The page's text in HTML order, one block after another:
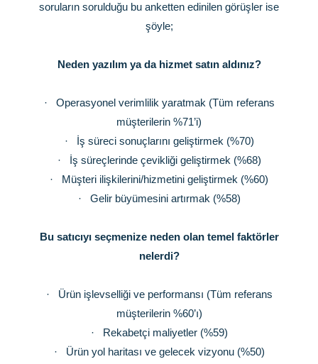
soruların sorulduğu bu anketten edinilen görüşler ise
şöyle;
Neden yazılım ya da hizmet satın aldınız?
·
Operasyonel verimlilik yaratmak (Tüm referans
müşterilerin %71’i)
·
İş süreci sonuçlarını geliştirmek (%70)
·
İş süreçlerinde çevikliği geliştirmek (%68)
·
Müşteri ilişkilerini/hizmetini geliştirmek (%60)
·
Gelir büyümesini artırmak (%58)
Bu satıcıyı seçmenize neden olan temel faktörler
nelerdi?
·
Ürün işlevselliği ve performansı (Tüm referans
müşterilerin %60’ı)
·
Rekabetçi maliyetler (%59)
·
Ürün yol haritası ve gelecek vizyonu (%50)